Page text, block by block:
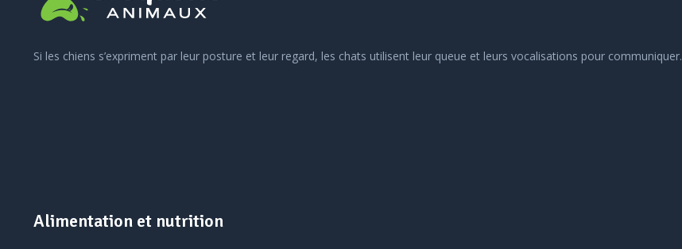
Si les chiens s’expriment par leur posture et leur regard, les chats utilisent leur queue et leurs vocalisations pour communiquer.
Alimentation et nutrition